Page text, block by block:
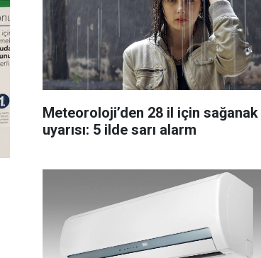
Meteoroloji’den 28 il için sağanak
uyarısı: 5 ilde sarı alarm